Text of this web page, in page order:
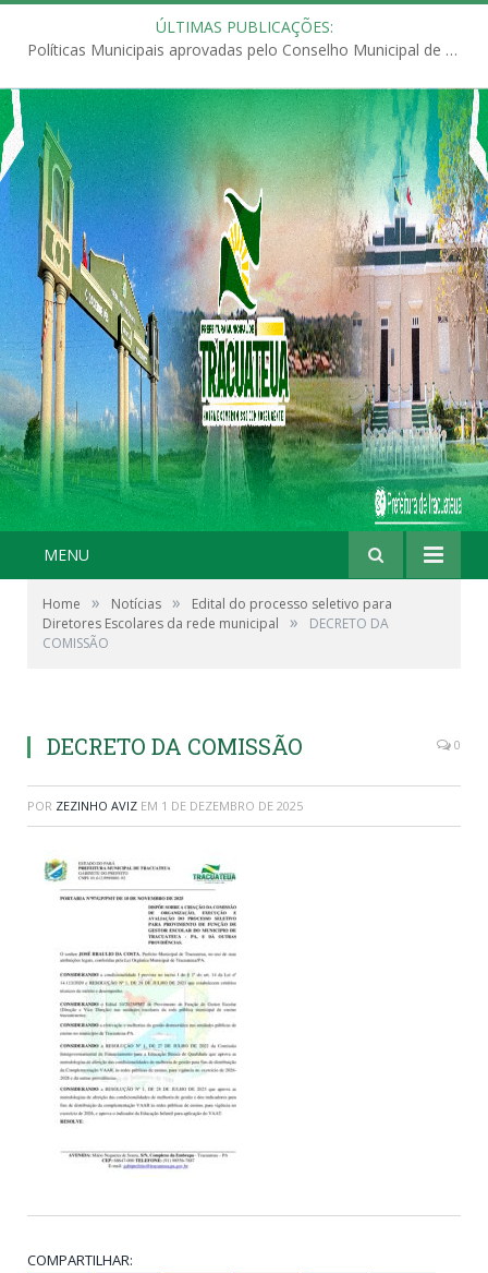
ÚLTIMAS PUBLICAÇÕES:
Políticas Municipais aprovadas pelo Conselho Municipal de Educação (CME)
MENU
Home » Notícias »
Edital do processo seletivo para
Diretores Escolares da rede municipal
»
DECRETO DA
COMISSÃO
DECRETO DA COMISSÃO 0
POR ZEZINHO AVIZ EM 1 DE DEZEMBRO DE 2025
COMPARTILHAR: